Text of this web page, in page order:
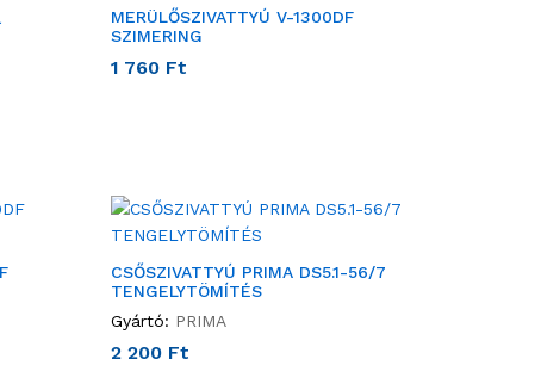
MERÜLŐSZIVATTYÚ V-1300DF
SZIMERING
1 760 Ft
CSŐSZIVATTYÚ PRIMA DS5.1-56/7
TENGELYTÖMÍTÉS
Gyártó: PRIMA
2 200 Ft